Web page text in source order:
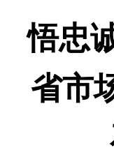
悟忠
省市